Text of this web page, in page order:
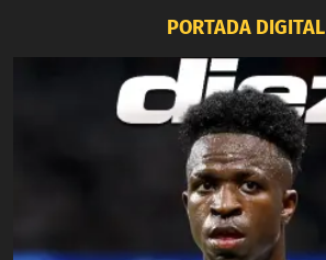
PORTADA DIGITAL